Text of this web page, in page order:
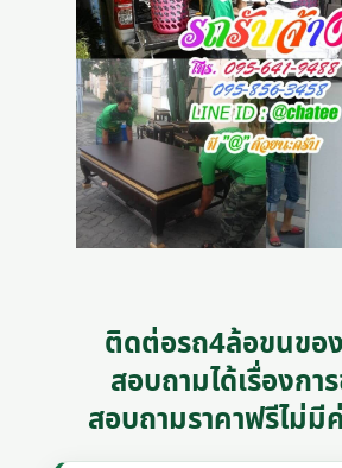
ติดต่อรถ4ล้อขนขอ
สอบถามได้เรื่องกา
สอบถามราคาฟรีไม่มี